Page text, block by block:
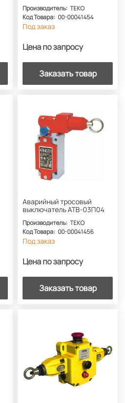
Производитель: ТЕКО
Код Товара: 00-00041454
Под заказ
Цена по запросу
Заказать товар
Аварийный тросовый
выключатель АТВ-03П04
Производитель: ТЕКО
Код Товара: 00-00041456
Под заказ
Цена по запросу
Заказать товар